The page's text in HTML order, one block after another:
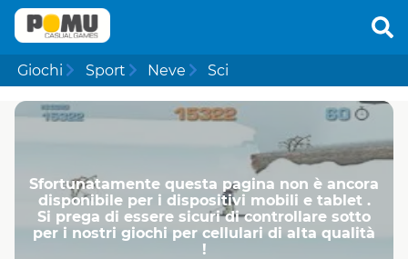
Giochi Sport Neve Sci
Sfortunatamente questa pagina non è ancora
disponibile per i dispositivi mobili e tablet .
Si prega di essere sicuri di controllare sotto
per i nostri giochi per cellulari di alta qualità
!